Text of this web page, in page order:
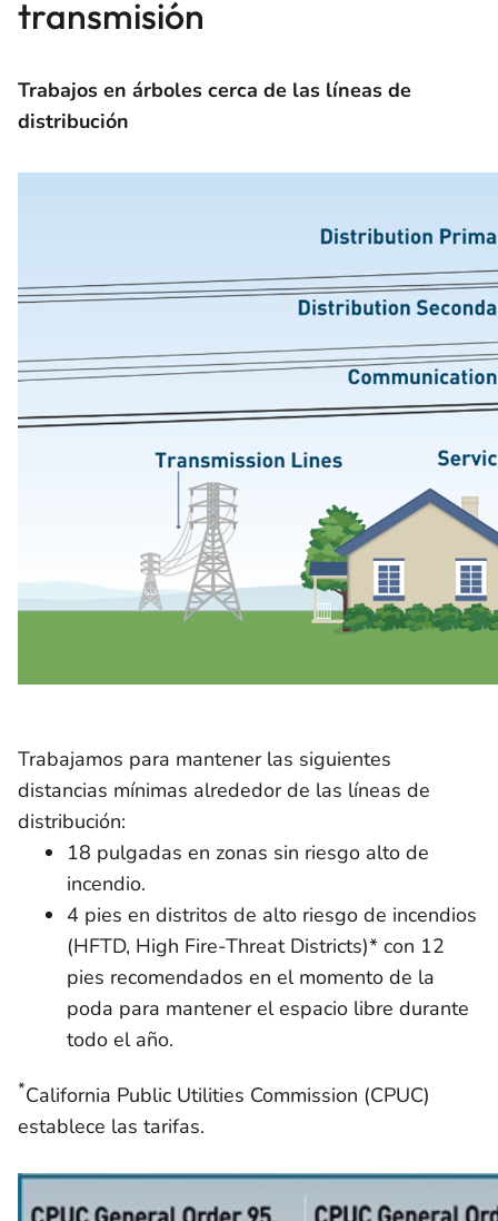
transmisión
Trabajos en árboles cerca de las líneas de
distribución
Trabajamos para mantener las siguientes
distancias mínimas alrededor de las líneas de
distribución:
18 pulgadas en zonas sin riesgo alto de
incendio.
4 pies en distritos de alto riesgo de incendios
(HFTD, High Fire-Threat Districts)* con 12
pies recomendados en el momento de la
poda para mantener el espacio libre durante
todo el año.
*California Public Utilities Commission (CPUC)
establece las tarifas.